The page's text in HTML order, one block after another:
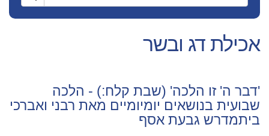
אכילת דג ובשר
'דבר ה' זו הלכה' (שבת קלח:) - הלכה
שבועית בנושאים יומיומיים מאת רבני ואברכי
ביתמדרש גבעת אסף